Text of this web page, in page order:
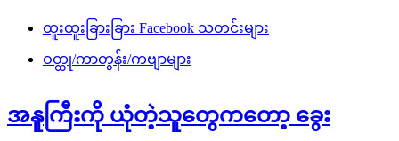
ထူးထူးခြားခြား Facebook သတင်းများ
ဝတ္ထု/ကာတွန်း/ကဗျာများ
အနူကြီးကို ယုံတဲ့သူတွေကတော့ ခွေး